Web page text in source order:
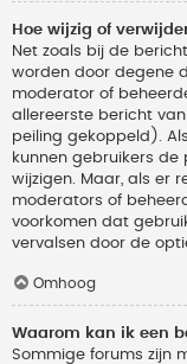
Hoe wijzig of
Net zoals bij de
worden door degene
moderator of
allereerste bericht
peiling gekoppeld).
kunnen gebruikers
wijzigen. Maar, als er
moderators of
voorkomen dat
vervalsen door de
Omhoog
Waarom kan ik een
Sommige forums zijn